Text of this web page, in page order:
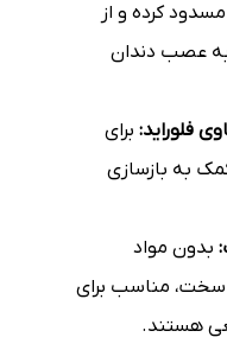
مسدود کرده و از
به عصب دندان
فلوراید: برای
به بازسازی
بدون مواد
سخت، مناسب برای
هستند.